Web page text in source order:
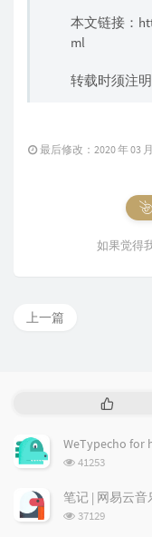
本文链接：
ml
转载时须注
最后修改：2020 年 03
如果觉得
上一篇
文
WeTypecho for
浏
次
数:
41253
浏
37129